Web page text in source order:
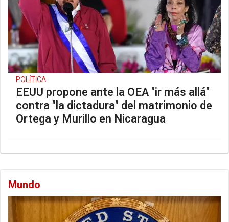
POLÍTICA
EEUU propone ante la OEA "ir más allá"
contra "la dictadura" del matrimonio de
Ortega y Murillo en Nicaragua
Mundo